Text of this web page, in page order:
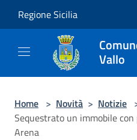
Regione Sicilia
Vallo
Home > Novità > Notizie
Sequestrato un immobile
Arena